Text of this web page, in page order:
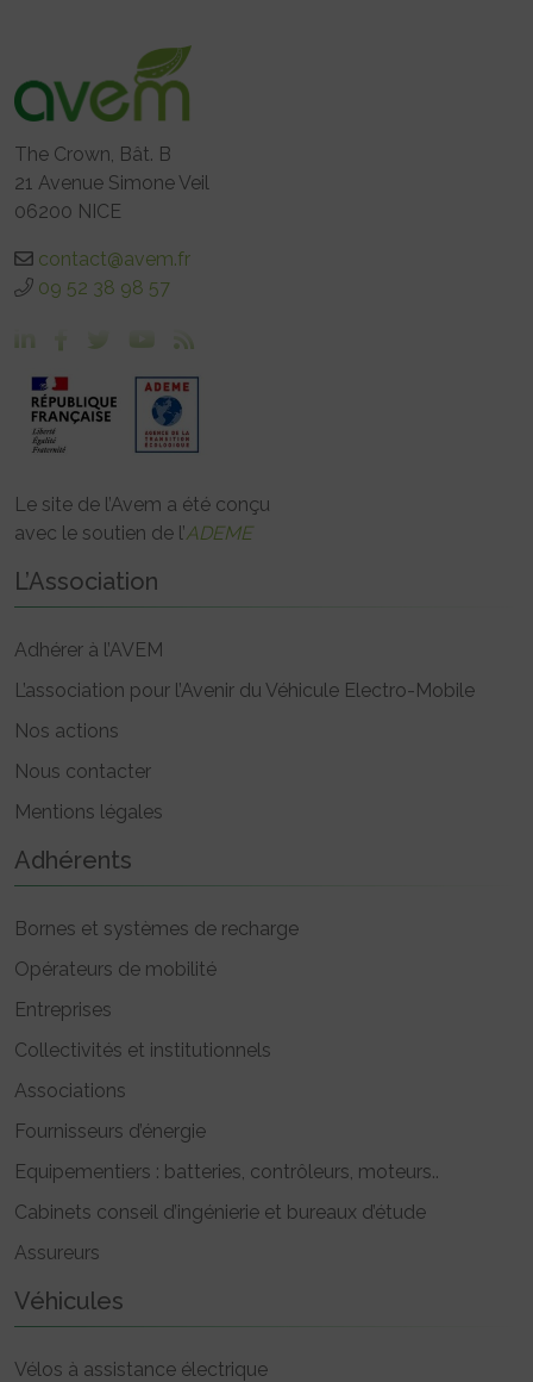
The Crown, Bât. B
21 Avenue Simone Veil
06200 NICE
contact@avem.fr
09 52 38 98 57
Le site de l’Avem a été conçu
avec le soutien de l’ADEME
L’Association
Adhérer à l’AVEM
L’association pour l’Avenir du Véhicule Electro-Mobile
Nos actions
Nous contacter
Mentions légales
Adhérents
Bornes et systèmes de recharge
Opérateurs de mobilité
Entreprises
Collectivités et institutionnels
Associations
Fournisseurs d’énergie
Equipementiers : batteries, contrôleurs, moteurs..
Cabinets conseil d’ingénierie et bureaux d’étude
Assureurs
Véhicules
Vélos à assistance électrique